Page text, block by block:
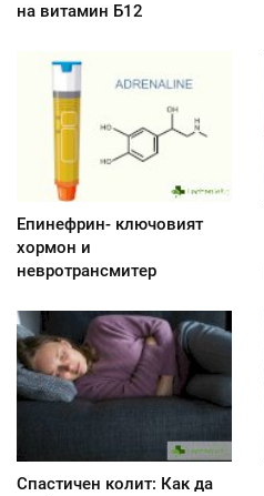
на витамин Б12
Епинефрин- ключовият
хормон и
невротрансмитер
Спастичен колит: Как да